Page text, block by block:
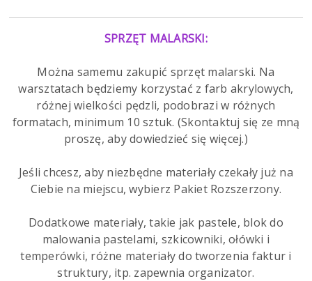
SPRZĘT MALARSKI:
Można samemu zakupić sprzęt malarski. Na
warsztatach będziemy korzystać z farb akrylowych,
różnej wielkości pędzli, podobrazi w różnych
formatach, minimum 10 sztuk. (Skontaktuj się ze mną
proszę, aby dowiedzieć się więcej.)
Jeśli chcesz, aby niezbędne materiały czekały już na
Ciebie na miejscu, wybierz Pakiet Rozszerzony.
Dodatkowe materiały, takie jak pastele, blok do
malowania pastelami, szkicowniki, ołówki i
temperówki, różne materiały do tworzenia faktur i
struktury, itp. zapewnia organizator.